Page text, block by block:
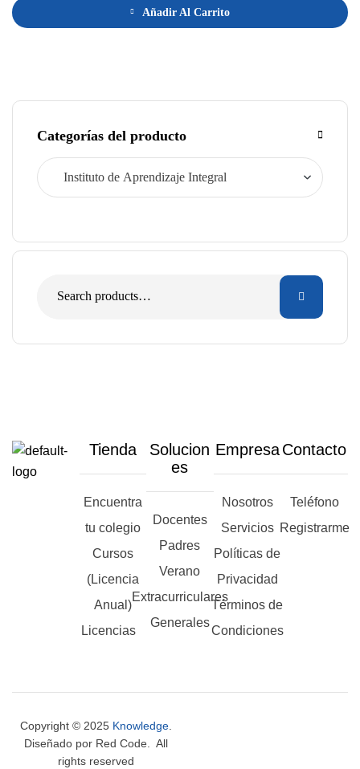
Añadir Al Carrito
Categorías del producto
Tienda
Encuentra
tu colegio
Cursos
(Licencia
Anual)
Licencias
Solucion
es
Docentes
Padres
Verano
Extracurriculares
Generales
Empresa
Nosotros
Servicios
Políticas de
Privacidad
Términos de
Condiciones
Contacto
Teléfono
Registrarme
Copyright © 2025 Knowledge.
Diseñado por Red Code. All
rights reserved